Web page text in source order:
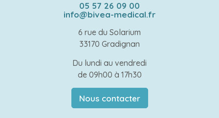
05 57 26 09 00
info@bivea-medical.fr
6 rue du Solarium
33170 Gradignan
Du lundi au vendredi
de 09h00 à 17h30
Nous contacter